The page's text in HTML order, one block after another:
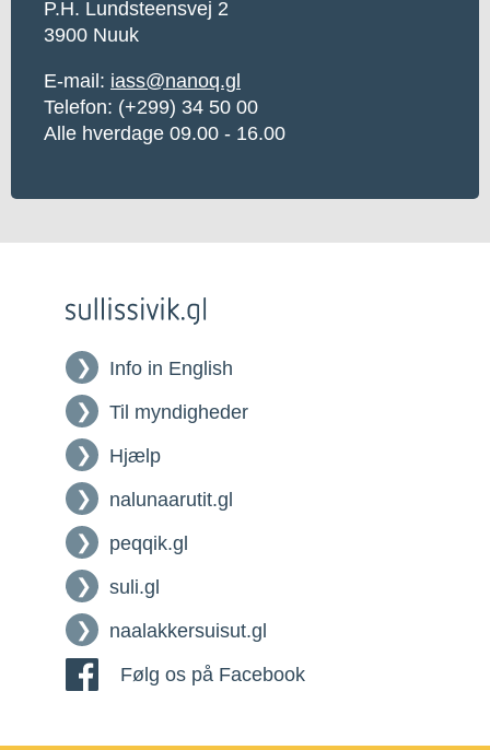
P.H. Lundsteensvej 2
3900 Nuuk
E-mail: iass@nanoq.gl
Telefon: (+299) 34 50 00
Alle hverdage 09.00 - 16.00
Info in English
Til myndigheder
Hjælp
nalunaarutit.gl
peqqik.gl
suli.gl
naalakkersuisut.gl
Følg os på Facebook